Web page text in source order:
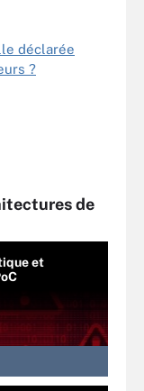
déclarée
?
de
et